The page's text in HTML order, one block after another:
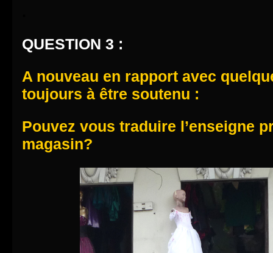
QUESTION 3 :
A nouveau en rapport avec
toujours à être soutenu :
Pouvez vous traduire l’enseigne
magasin?